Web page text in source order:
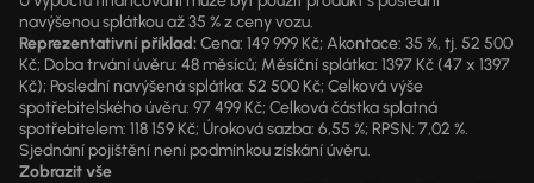
navýšenou splátkou až 35 % z ceny vozu.
Reprezentativní příklad:Cena: 149 999 Kč; Akontace: 35 %, tj. 52 500
Kč; Doba trvání úvěru: 48 měsíců; Měsíční splátka: 1397 Kč (47 x 1397
Kč); Poslední navýšená splátka: 52 500 Kč; Celková výše
spotřebitelského úvěru: 97 499 Kč; Celková částka splatná
spotřebitelem: 118 159 Kč; Úroková sazba: 6,55 %; RPSN: 7,02 %.
Sjednání pojištění není podmínkou získání úvěru.
Zobrazit vše